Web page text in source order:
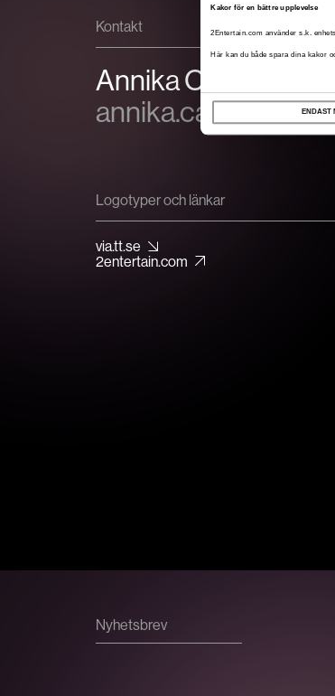
Kakor för en bättre upplevelse
2Entertain.com använder s.k.
Här kan du både spara dina kakor
ENDAST
Kontakt
Annika Cardell
Logotyper och länkar
via.tt.se
2entertain.com
Nyhetsbrev